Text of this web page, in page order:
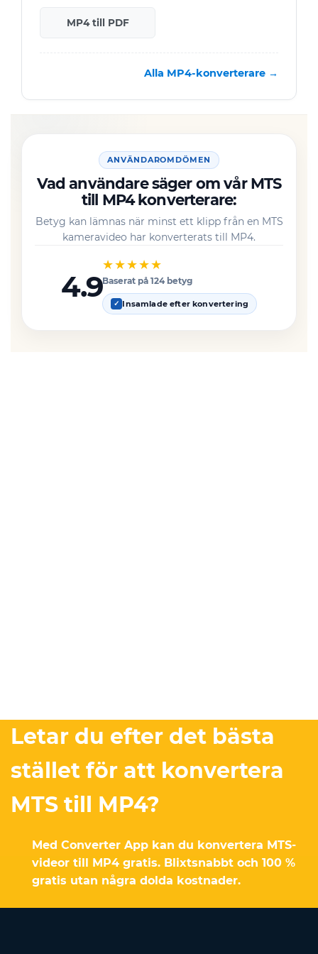
MP4 till PDF
Alla MP4-konverterare →
ANVÄNDAROMDÖMEN
Vad användare säger om vår MTS
till MP4 konverterare:
Betyg kan lämnas när minst ett klipp från en MTS
kameravideo har konverterats till MP4.
4.9
★★★★★
Baserat på 124 betyg
✓ Insamlade efter konvertering
Letar du efter det bästa
stället för att konvertera
MTS till MP4?
Med Converter App kan du konvertera MTS-
videor till MP4 gratis. Blixtsnabbt och 100 %
gratis utan några dolda kostnader.